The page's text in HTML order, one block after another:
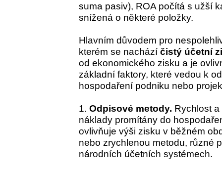
suma pasiv), ROA počítá s užší
snížená o některé položky.
Hlavním důvodem pro
kterém se nachází čistý účetní
od ekonomického zisku a je
základní faktory, které vedou k
hospodaření podniku nebo
1. Odpisové metody. Rychlost
náklady promítány do
ovlivňuje výši zisku v běžném
nebo zrychlenou metodu, různé
národních účetních systémech.